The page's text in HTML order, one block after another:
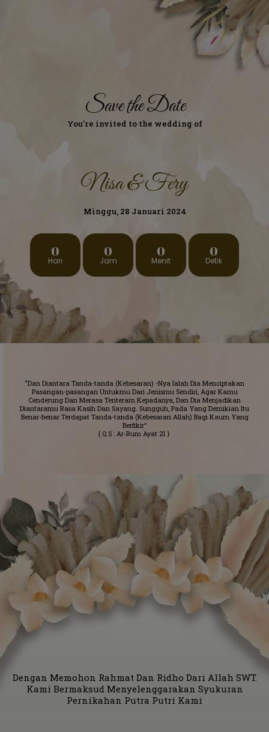
Save the Date
You're invited to the wedding of
Nisa & Fery
Minggu, 28 Januari 2024
0
Hari
0
Jam
0
Menit
0
Detik
“Dan Diantara Tanda-tanda (Kebesaran) -Nya Ialah Dia Menciptakan
Pasangan-pasangan Untukmu Dari Jenismu Sendiri, Agar Kamu
Cenderung Dan Merasa Tenteram Kepadanya, Dan Dia Menjadikan
Diantaramu Rasa Kasih Dan Sayang. Sungguh, Pada Yang Demikian Itu
Benar-benar Terdapat Tanda-tanda (Kebesaran Allah) Bagi Kaum Yang
Berfikir”
{ Q.S : Ar-Rum Ayat 21 }
Dengan Memohon Rahmat Dan Ridho Dari Allah SWT.
Kami Bermaksud Menyelenggarakan Syukuran
Pernikahan Putra Putri Kami